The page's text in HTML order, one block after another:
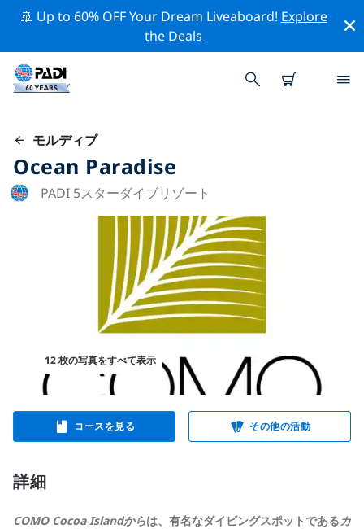
🚢 Up to 60% OFF Your Dream Liveaboard! Explore
the Deals
モルディブ
Ocean Paradise
PADI 5スターダイブリゾート
12 枚の写真をすべて表示
コースを見る その他の活動
詳細
COMO Cocoa Islandからは、有名なダイビングスポットであるカ